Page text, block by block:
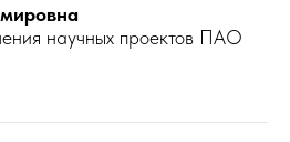
научных проектов ПАО